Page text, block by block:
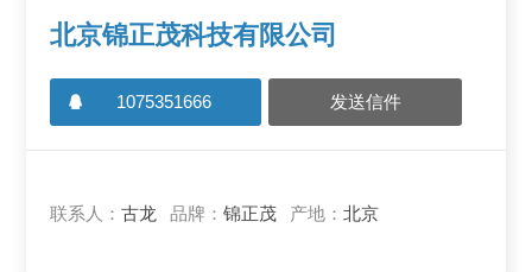
北京锦正茂科技有限公司
1075351666 发送信件
联系人：古龙 品牌：锦正茂 产地：北京